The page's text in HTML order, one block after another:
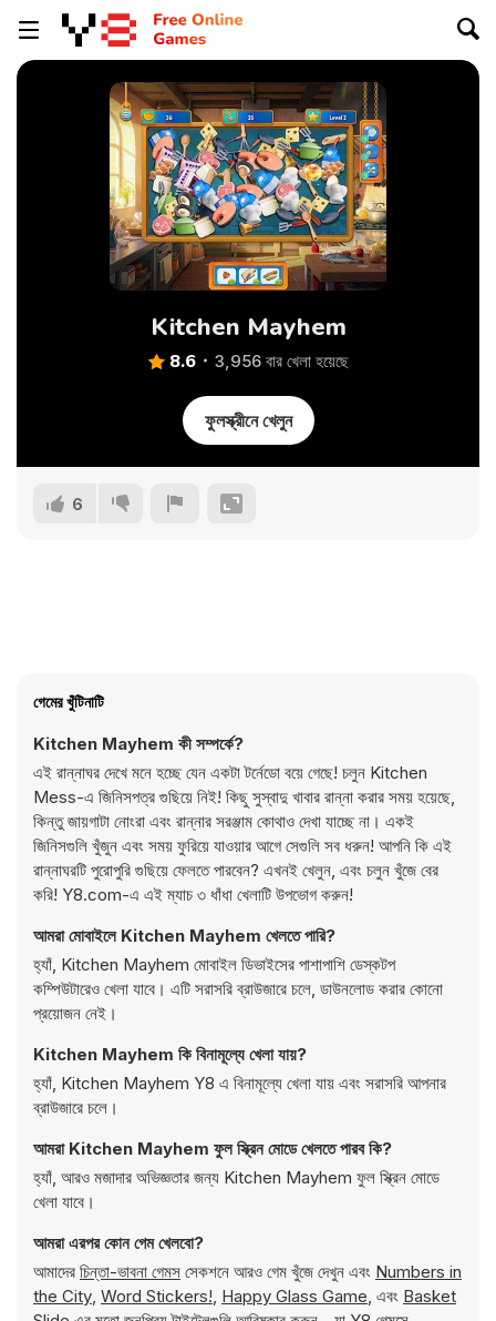
Kitchen Mayhem
8.6 3,956 বার খেলা হয়েছে
ফুলস্ক্রীনে খেলুন
6
গেমের খুঁটিনাটি
Kitchen Mayhem কী সম্পর্কে?
এই রান্নাঘর দেখে মনে হচ্ছে যেন একটা টর্নেডো বয়ে গেছে! চলুন Kitchen
Mess-এ জিনিসপত্র গুছিয়ে নিই! কিছু সুস্বাদু খাবার রান্না করার সময় হয়েছে,
কিন্তু জায়গাটা নোংরা এবং রান্নার সরঞ্জাম কোথাও দেখা যাচ্ছে না। একই
জিনিসগুলি খুঁজুন এবং সময় ফুরিয়ে যাওয়ার আগে সেগুলি সব ধরুন! আপনি কি এই
রান্নাঘরটি পুরোপুরি গুছিয়ে ফেলতে পারবেন? এখনই খেলুন, এবং চলুন খুঁজে বের
করি! Y8.com-এ এই ম্যাচ ৩ ধাঁধা খেলাটি উপভোগ করুন!
আমরা মোবাইলে Kitchen Mayhem খেলতে পারি?
হ্যাঁ, Kitchen Mayhem মোবাইল ডিভাইসের পাশাপাশি ডেস্কটপ
কম্পিউটারেও খেলা যাবে। এটি সরাসরি ব্রাউজারে চলে, ডাউনলোড করার কোনো
প্রয়োজন নেই।
Kitchen Mayhem কি বিনামূল্যে খেলা যায়?
হ্যাঁ, Kitchen Mayhem Y8 এ বিনামূল্যে খেলা যায় এবং সরাসরি আপনার
ব্রাউজারে চলে।
আমরা Kitchen Mayhem ফুল স্ক্রিন মোডে খেলতে পারব কি?
হ্যাঁ, আরও মজাদার অভিজ্ঞতার জন্য Kitchen Mayhem ফুল স্ক্রিন মোডে
খেলা যাবে।
আমরা এরপর কোন গেম খেলবো?
আমাদের চিন্তা-ভাবনা গেমস সেকশনে আরও গেম খুঁজে দেখুন এবং Numbers in
the City, Word Stickers!, Happy Glass Game, এবং Basket